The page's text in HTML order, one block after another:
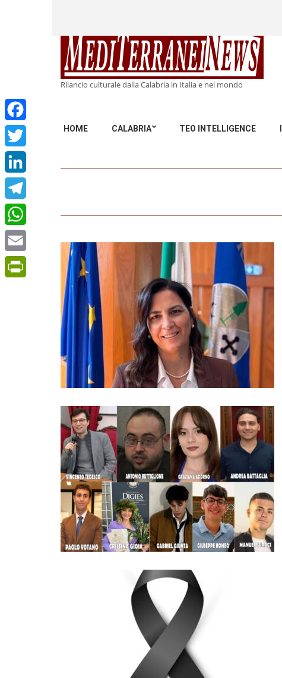
Rilancio culturale dalla Calabria in Italia e nel mondo
HOME CALABRIA TEO INTELLIGENCE
Facebook
Twitter
LinkedIn
Telegram
WhatsApp
Email